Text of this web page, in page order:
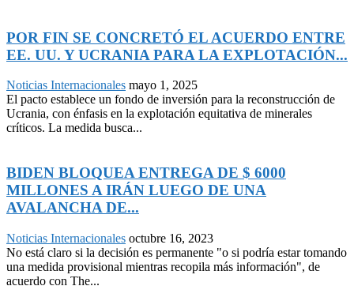
POR FIN SE CONCRETÓ EL ACUERDO ENTRE
EE. UU. Y UCRANIA PARA LA EXPLOTACIÓN...
Noticias Internacionales mayo 1, 2025
El pacto establece un fondo de inversión para la reconstrucción de
Ucrania, con énfasis en la explotación equitativa de minerales
críticos. La medida busca...
BIDEN BLOQUEA ENTREGA DE $ 6000
MILLONES A IRÁN LUEGO DE UNA
AVALANCHA DE...
Noticias Internacionales octubre 16, 2023
No está claro si la decisión es permanente "o si podría estar tomando
una medida provisional mientras recopila más información", de
acuerdo con The...